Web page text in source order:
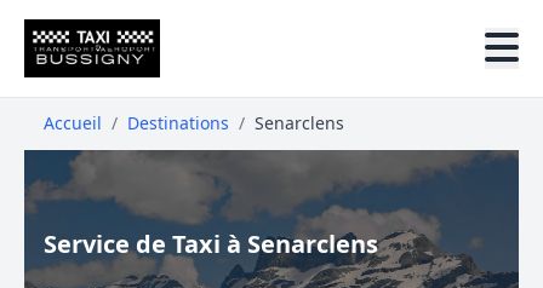
Accueil / Destinations / Senarclens
Service de Taxi à Senarclens